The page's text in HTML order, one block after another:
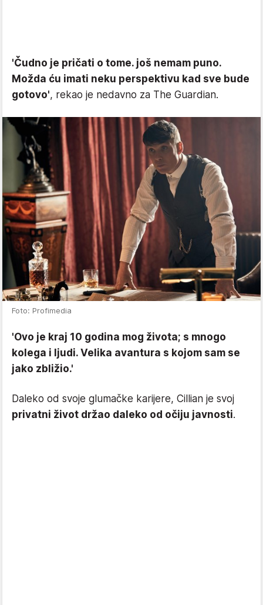
'Čudno je pričati o tome. još nemam puno.
Možda ću imati neku perspektivu kad sve bude
gotovo', rekao je nedavno za The Guardian.
Foto: Profimedia
'Ovo je kraj 10 godina mog života; s mnogo
kolega i ljudi. Velika avantura s kojom sam se
jako zbližio.'
Daleko od svoje glumačke karijere, Cillian je svoj
privatni život držao daleko od očiju javnosti.